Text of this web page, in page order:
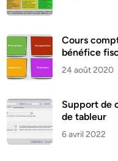
Cours
bénéfice
24 août 2020
Support de
de tableur
6 avril 2022